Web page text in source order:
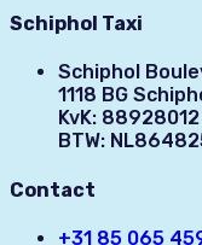
Schiphol Taxi
Schiphol
1118 BG
KvK: 88928012
BTW:
Contact
+31 85 065